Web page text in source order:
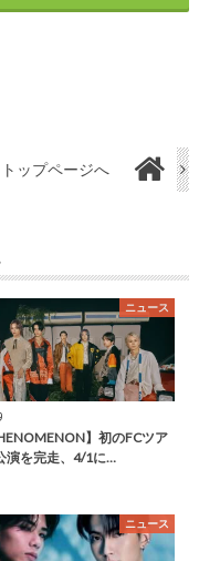
トップページへ
ニュース
】初のFCツア
演を完走、4/1に…
ニュース